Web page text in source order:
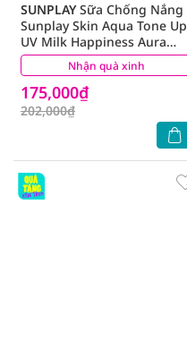
Nhận quà xinh
SUNPLAYSữa Chống Nắng
Sunplay Skin Aqua Tone Up
UV Milk Happiness Aura
Hiệu Chỉnh Sắc Da SPF50+
PA++++ 50g
175,000₫
202,000₫
(14)